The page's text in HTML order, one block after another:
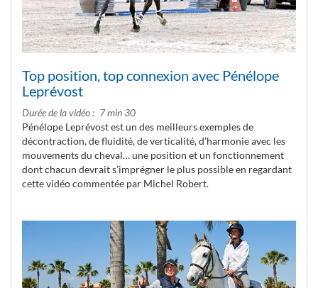
Top position, top connexion avec Pénélope
Leprévost
Durée de la vidéo
7 min 30
Pénélope Leprévost est un des meilleurs exemples de
décontraction, de fluidité, de verticalité, d’harmonie avec les
mouvements du cheval… une position et un fonctionnement
dont chacun devrait s’imprégner le plus possible en regardant
cette vidéo commentée par Michel Robert.